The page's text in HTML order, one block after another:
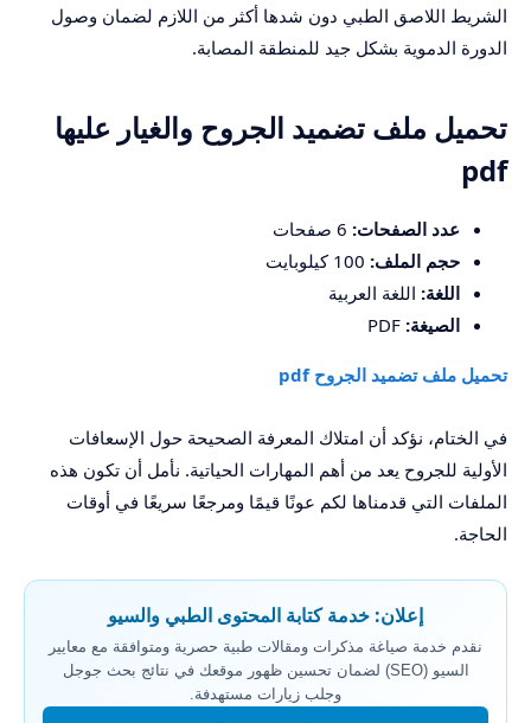
الشريط اللاصق الطبي دون شدها أكثر من اللازم لضمان وصول
الدورة الدموية بشكل جيد للمنطقة المصابة.
تحميل ملف تضميد الجروح والغيار عليها
pdf
عدد الصفحات:
حجم الملف:
اللغة: اللغة العربية
الصيغة:
تحميل ملف تضميد الجروح pdf
في الختام، نؤكد أن امتلاك المعرفة الصحيحة حول الإسعافات
الأولية للجروح يعد من أهم المهارات الحياتية. نأمل أن تكون هذه
الملفات التي قدمناها لكم عونًا قيمًا ومرجعًا سريعًا في أوقات
الحاجة.
إعلان: خدمة كتابة المحتوى الطبي والسيو
نقدم خدمة صياغة مذكرات ومقالات طبية حصرية ومتوافقة مع معايير
السيو (SEO) لضمان تحسين ظهور موقعك في نتائج بحث جوجل
وجلب زيارات مستهدفة.